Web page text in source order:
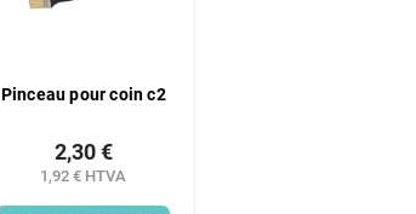
Pinceau pour coin c2
1,92 € HTVA
2,30 €